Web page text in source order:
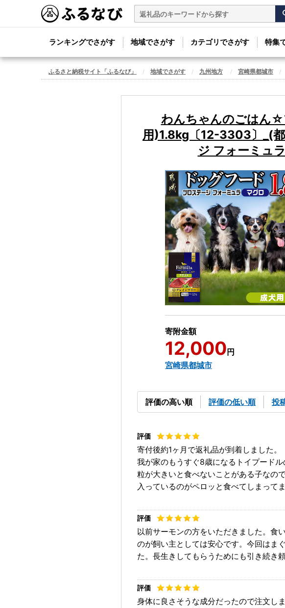
ランキングでさがす 地域でさがす カテゴリでさがす 特集
ふるさと納税サイト「ふるなび」 地域でさがす 九州地方 宮崎県都城市
わんちゃんのごはん☆
用)1.8kg〔12-3303〕_(
ジ フォーミュ
寄附金額
12,000 円
宮崎県都城市
評価の高い順 評価の低い順 投
寄付後約1ヶ月で返礼品が到着しました。
我が家のもうすぐ8歳になるトイプードル
粒が大きいと食べないことがある子なの
入っているのがペロッと食べてしまってま
以前サーモンの方をいただきました。食
のが飼い主としては安心です。今回はま
た。長生きしてもらうためにも引き続き
身体に良さそうな成分だったので注文し